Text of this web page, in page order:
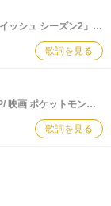
TVアニメ「ポケットモンスター ベストウイッシュ シーズン2」オープニングテーマ
歌詞を見る
ポケットモンスター ベストウイッシュ OP/ 映画 ポケットモンスター ビクティニと黒き英雄 ゼクロム ビクティニと白き英雄 レシラム OP曲
歌詞を見る